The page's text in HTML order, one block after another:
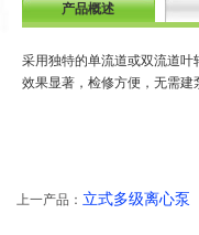
产品概述
采用独特的单流道或双流道
效果显著，检修方便，无需
上一产品： 立式多级离心泵